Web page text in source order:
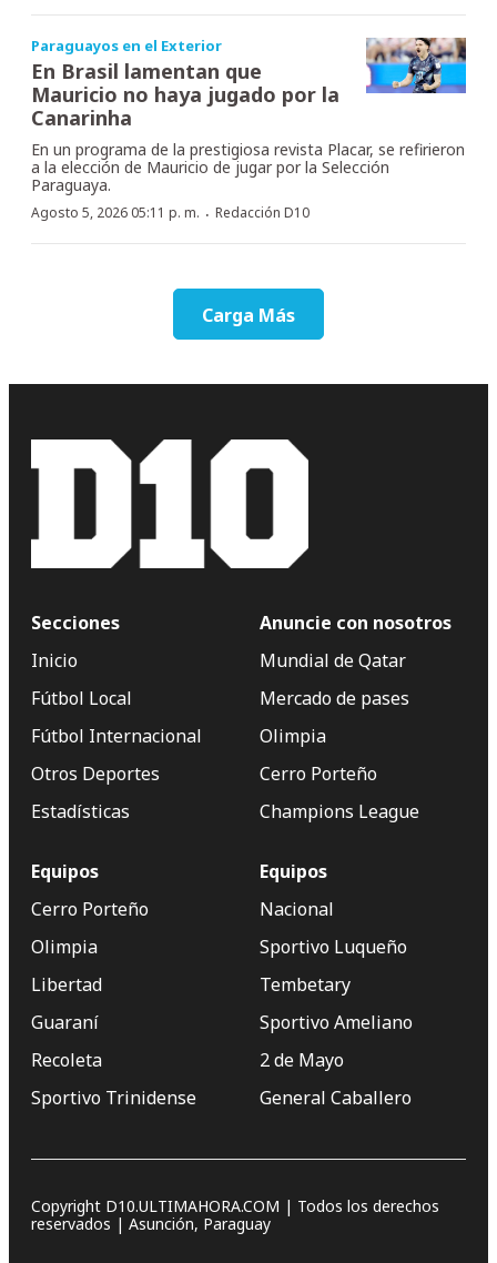
Paraguayos en el Exterior
En Brasil lamentan que
Mauricio no haya jugado por la
Canarinha
En un programa de la prestigiosa revista Placar, se refirieron
a la elección de Mauricio de jugar por la Selección
Paraguaya.
Agosto 5, 2026 05:11 p. m. · Redacción D10
Carga Más
Secciones
Inicio
Fútbol Local
Fútbol Internacional
Otros Deportes
Estadísticas
Anuncie con nosotros
Mundial de Qatar
Mercado de pases
Olimpia
Cerro Porteño
Champions League
Equipos
Cerro Porteño
Olimpia
Libertad
Guaraní
Recoleta
Sportivo Trinidense
Equipos
Nacional
Sportivo Luqueño
Tembetary
Sportivo Ameliano
2 de Mayo
General Caballero
Copyright D10.ULTIMAHORA.COM | Todos los derechos
reservados | Asunción, Paraguay